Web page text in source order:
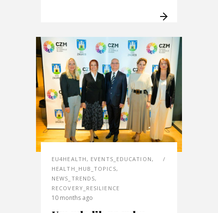
EU4HEALTH, EVENTS_EDUCATION,
HEALTH_HUB_TOPICS,
NEWS_TRENDS,
RECOVERY_RESILIENCE
10 months ago